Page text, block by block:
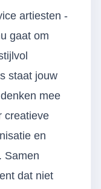
artiesten -
gaat om
staat jouw
mee
creatieve
en
Samen
dat niet